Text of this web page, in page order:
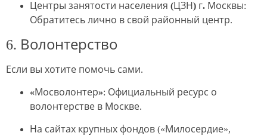
Центры занятости населения (ЦЗН) г. Москвы:
Обратитесь лично в свой районный центр.
6. Волонтерство
Если вы хотите помочь сами.
«Мосволонтер»: Официальный ресурс о
волонтерстве в Москве.
На сайтах крупных фондов («Милосердие»,